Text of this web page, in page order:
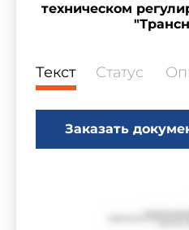
техническом
Текст Статус
Заказать